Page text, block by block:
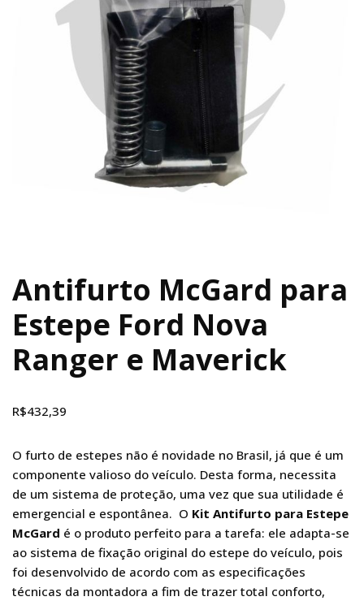
Antifurto McGard para
Estepe Ford Nova
Ranger e Maverick
R$432,39
O furto de estepes não é novidade no Brasil, já que é um
componente valioso do veículo. Desta forma, necessita
de um sistema de proteção, uma vez que sua utilidade é
emergencial e espontânea. O Kit Antifurto para Estepe
McGard é o produto perfeito para a tarefa: ele adapta-se
ao sistema de fixação original do estepe do veículo, pois
foi desenvolvido de acordo com as especificações
técnicas da montadora a fim de trazer total conforto,